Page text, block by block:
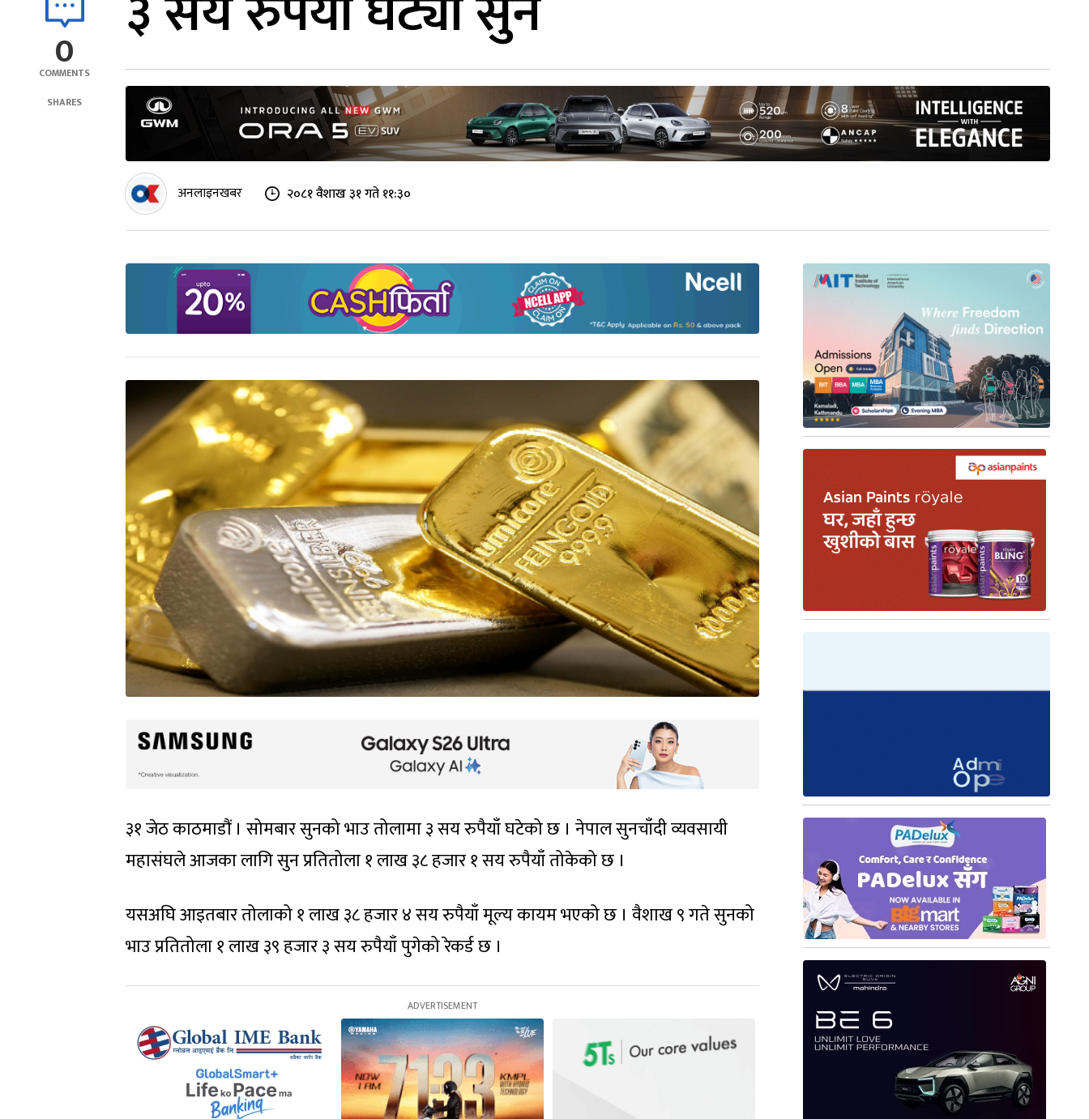
0
COMMENTS
SHARES
अनलाइनखबर २०८१ वैशाख ३१ गते ११:३०
३१ जेठ काठमाडौं । सोमबार सुनको भाउ तोलामा ३ सय रुपैयाँ घटेको छ । नेपाल सुनचाँदी व्यवसायी
महासंघले आजका लागि सुन प्रतितोला १ लाख ३८ हजार १ सय रुपैयाँ तोकेको छ ।
यसअघि आइतबार तोलाको १ लाख ३८ हजार ४ सय रुपैयाँ मूल्य कायम भएको छ । वैशाख ९ गते सुनको
भाउ प्रतितोला १ लाख ३९ हजार ३ सय रुपैयाँ पुगेको रेकर्ड छ ।